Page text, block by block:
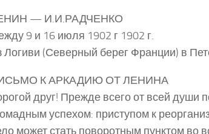
— И.И.РАДЧЕНКО
9 и 16 июля 1902 г 1902 г.
Логиви (Северный берег Франции) в
К АРКАДИЮ ОТ ЛЕНИНА
друг! Прежде всего от всей души
успехом: приступом к
может стать поворотным пунктом во